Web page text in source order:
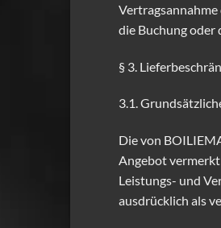
die Buchung oder
§ 3.
3.1.
Die von
Angebot vermerkt
Leistungs- und
ausdrücklich als